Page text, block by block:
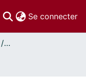
Se connecter
École de gestion Telfer // Telfer School of Management